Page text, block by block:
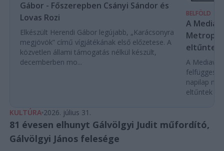
Gábor - Főszerepben Csányi Sándor és
Lovas Rozi
Elkészült Herendi Gábor legújabb, „Karácsonyra
megjövök” című vígjátékának első előzetese. A
közvetlen állami támogatás nélkül készült,
decemberben mo...
BELFÖLD
A
Metropol
eltűntek
A
napilap
eltűntek
KULTÚRA 2026. július 31.
81 évesen elhunyt Gálvölgyi Judit műfordító,
Gálvölgyi János felesége